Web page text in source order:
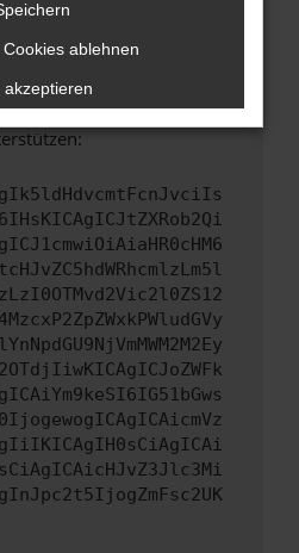
Webseitenbetreiber.
bitte. Wir werden
zu beheben. Du kannst
um uns bei der
ablehnen
akzeptieren